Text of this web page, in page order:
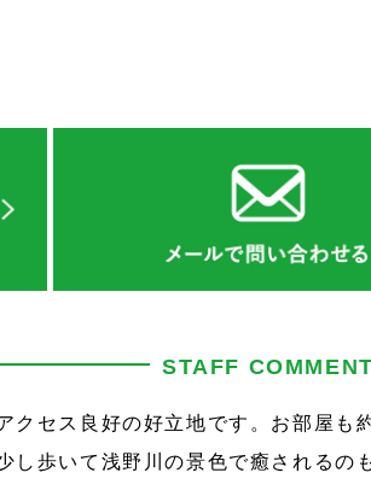
STAFF COMMENT
クセス良好の好立地です。お部屋も
し歩いて浅野川の景色で癒されるの